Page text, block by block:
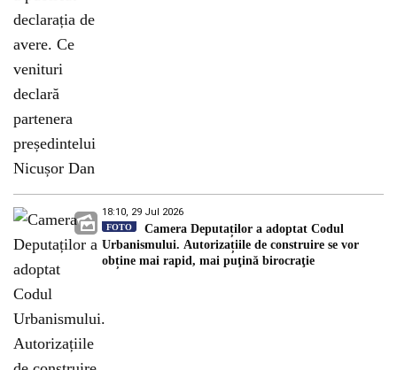
18:10, 29 Jul 2026
FOTO
Camera Deputaților a adoptat Codul
Urbanismului. Autorizațiile de construire se vor
obține mai rapid, mai puţină birocraţie